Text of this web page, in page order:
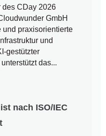
des CDay 2026
GmbH
und praxisorientierte
und
gestützter
das...
nach ISO/IEC